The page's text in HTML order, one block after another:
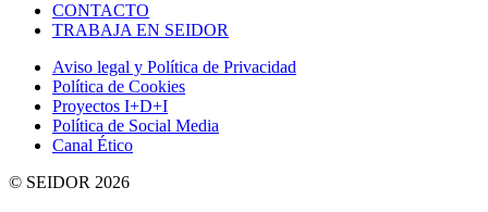
CONTACTO
TRABAJA EN SEIDOR
Aviso legal y Política de Privacidad
Política de Cookies
Proyectos I+D+I
Política de Social Media
Canal Ético
© SEIDOR 2026